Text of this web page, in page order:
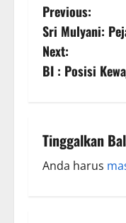
Previous:
Sri Mulyani:
Next:
BI : Posisi
Tinggalkan
Anda harus